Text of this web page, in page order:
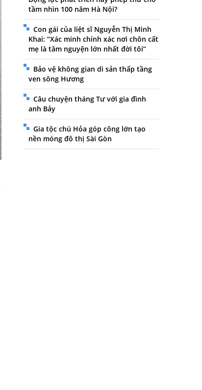
tầm nhìn 100 năm Hà Nội?
Con gái của liệt sĩ Nguyễn Thị Minh
Khai: “Xác minh chính xác nơi chôn cất
mẹ là tâm nguyện lớn nhất đời tôi”
Bảo vệ không gian di sản thấp tầng
ven sông Hương
Câu chuyện tháng Tư với gia đình
anh Bảy
Gia tộc chú Hỏa góp công lớn tạo
nền móng đô thị Sài Gòn